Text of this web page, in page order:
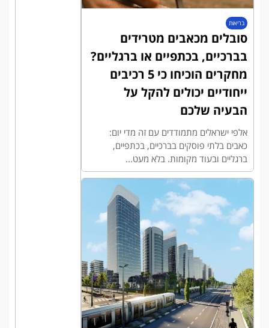
בריאות
סובלים מכאבים מטרידים
בברכיים, בכתפיים או ברגליים?
מחקרים הוכיחו כי 5 רכיבים
ייחודיים יכולים להקל על
הבעיה שלכם
אלפי ישראלים מתמודדים עם זה מדי יום:
כאבים בלתי פוסקים בברכיים, בכתפיים,
ברגליים ובעוד מקומות. בלא מעט...